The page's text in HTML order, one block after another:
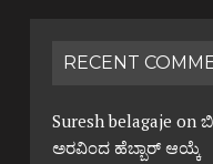
RECENT
Suresh belagaje on
ಅರವಿಂದ ಹೆಬ್ಬಾರ್ ಆಯ್ಕೆ